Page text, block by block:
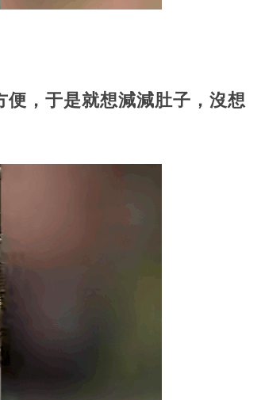
，于是就想減減肚子，沒想